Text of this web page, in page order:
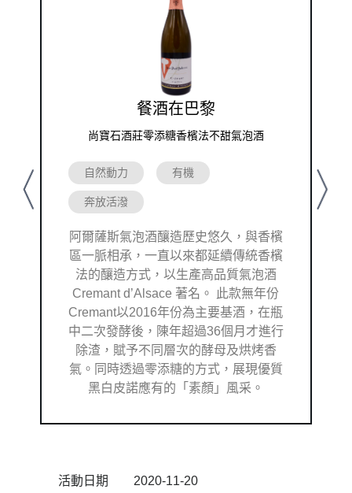
餐酒在巴黎
尚寶石酒莊零添糖香檳法不甜氣泡酒
自然動力 有機
奔放活潑
阿爾薩斯氣泡酒釀造歷史悠久，與香檳
區一脈相承，一直以來都延續傳統香檳
法的釀造方式，以生產高品質氣泡酒
Cremant d’Alsace 著名。 此款無年份
Cremant以2016年份為主要基酒，在瓶
中二次發酵後，陳年超過36個月才進行
除渣，賦予不同層次的酵母及烘烤香
氣。同時透過零添糖的方式，展現優質
黑白皮諾應有的「素顏」風采。
Previous Next
活動日期
2020-11-20